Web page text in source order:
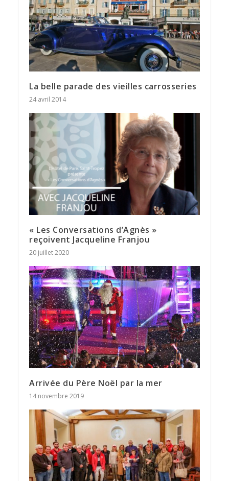
La belle parade des vieilles carrosseries
24 avril 2014
« Les Conversations d’Agnès »
reçoivent Jacqueline Franjou
20 juillet 2020
Arrivée du Père Noël par la mer
14 novembre 2019